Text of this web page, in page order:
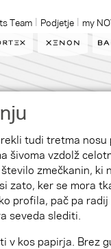
Team Podjetje my
tudi tretma nosu
šivoma vzdolž
zmečkanin, ki
zato, ker se mora
profila, pač pa
seveda slediti.
kos papirja. Brez